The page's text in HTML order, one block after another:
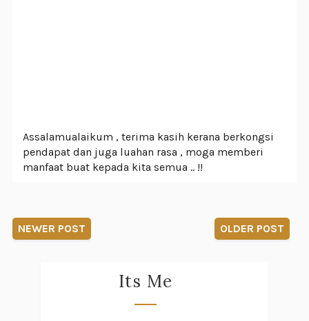
Assalamualaikum , terima kasih kerana berkongsi
pendapat dan juga luahan rasa , moga memberi
manfaat buat kepada kita semua .. !!
NEWER POST OLDER POST
Its Me